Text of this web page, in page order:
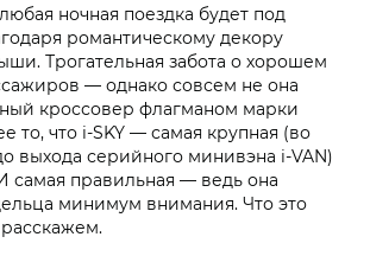
ночная поездка будет под
романтическому декору
Трогательная забота о хорошем
— однако совсем не она
кроссовер флагманом марки
то, что i‑SKY — самая крупная (во
выхода серийного минивэна i‑VAN)
самая правильная — ведь она
минимум внимания. Что это